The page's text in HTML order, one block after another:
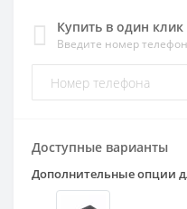
Купить в один клик
Введите номер
Доступные варианты
Дополнительные опции